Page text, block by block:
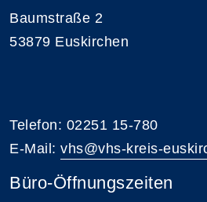
Baumstraße 2
53879 Euskirchen
Telefon: 02251 15-780
E-Mail: vhs@vhs-kreis-
Büro-Öffnungszeiten